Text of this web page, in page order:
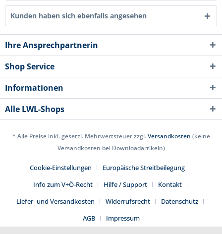
Kunden haben sich ebenfalls angesehen
Ihre Ansprechpartnerin
Shop Service
Informationen
Alle LWL-Shops
* Alle Preise inkl. gesetzl. Mehrwertsteuer zzgl.Versandkosten (keine
Versandkosten bei Downloadartikeln)
Cookie-Einstellungen
Europäische Streitbeilegung
Info zum V+Ö-Recht
Hilfe / Support
Kontakt
Liefer- und Versandkosten
Widerrufsrecht
Datenschutz
AGB
Impressum